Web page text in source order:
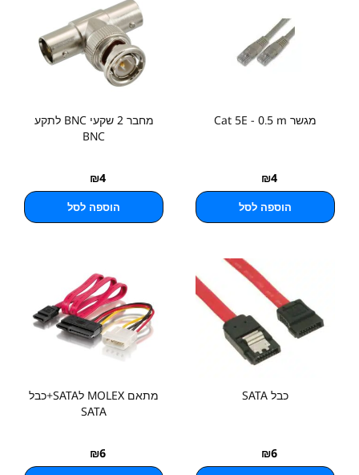
מגשר Cat 5E - 0.5 m
₪4
הוספה לסל
מחבר 2 שקעי BNC לתקע
BNC
₪4
הוספה לסל
כבל SATA
₪6
מתאם MOLEX לSATA+כבל
SATA
₪6